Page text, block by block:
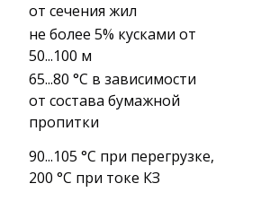
от сечения жил
не более 5% кусками от
50...100 м
65...80 °C в зависимости
от состава бумажной
пропитки
90...105 °C при перегрузке,
200 °C при токе КЗ